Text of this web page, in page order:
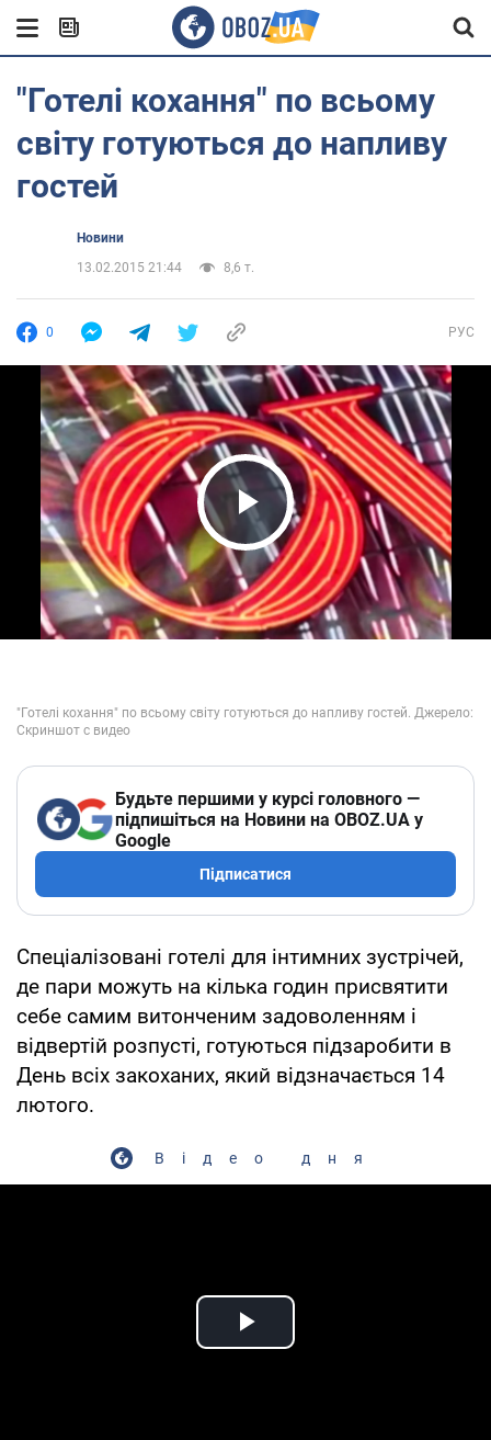
"Готелі кохання" по всьому
світу готуються до напливу
гостей
Новини
13.02.2015 21:44
8,6 т.
0 РУС
Play Video
Будьте першими у курсі головного —
підпишіться на Новини на OBOZ.UA у
Google
Підписатися
Спеціалізовані готелі для інтимних зустрічей,
де пари можуть на кілька годин присвятити
себе самим витонченим задоволенням і
відвертій розпусті, готуються підзаробити в
День всіх закоханих, який відзначається 14
лютого.
Відео дня
Play Video